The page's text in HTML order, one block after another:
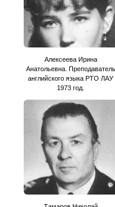
Алексеева Ирина
Анатольевна. Преподаватель
английского языка РТО ЛАУ
1973 год.